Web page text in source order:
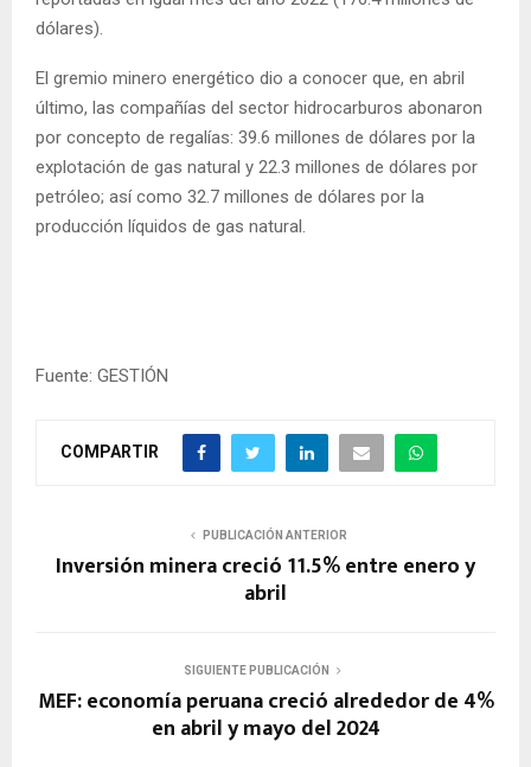
dólares).
El gremio minero energético dio a conocer que, en abril
último, las compañías del sector hidrocarburos abonaron
por concepto de regalías: 39.6 millones de dólares por la
explotación de gas natural y 22.3 millones de dólares por
petróleo; así como 32.7 millones de dólares por la
producción líquidos de gas natural.
Fuente: GESTIÓN
COMPARTIR
PUBLICACIÓN ANTERIOR
Inversión minera creció 11.5% entre enero y
abril
SIGUIENTE PUBLICACIÓN
MEF: economía peruana creció alrededor de 4%
en abril y mayo del 2024